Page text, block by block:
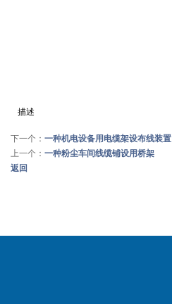
描述
下一个： 一种机电设备用电缆架设布线装置
上一个： 一种粉尘车间线缆铺设用桥架
返回